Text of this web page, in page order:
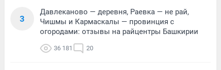
3
Давлеканово — деревня, Раевка — не рай,
Чишмы и Кармаскалы — провинция с
огородами: отзывы на райцентры Башкирии
36 181 20